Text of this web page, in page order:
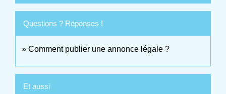
Questions ? Réponses !
Comment publier une annonce légale ?
Et aussi